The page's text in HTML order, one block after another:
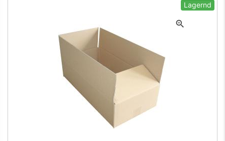
Lagernd